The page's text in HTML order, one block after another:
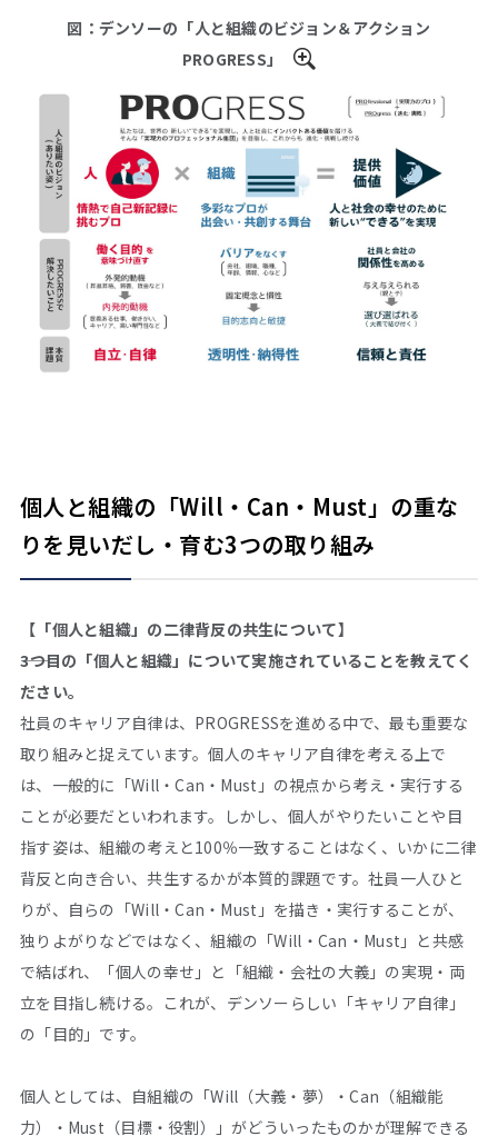
図：デンソーの「人と組織のビジョン＆アクション
PROGRESS」
個人と組織の「Will・Can・Must」の重な
りを見いだし・育む3つの取り組み
【「個人と組織」の二律背反の共生について】
――3つ目の「個人と組織」について実施されていることを教えてく
ださい。
社員のキャリア自律は、PROGRESSを進める中で、最も重要な
取り組みと捉えています。個人のキャリア自律を考える上で
は、一般的に「Will・Can・Must」の視点から考え・実行する
ことが必要だといわれます。しかし、個人がやりたいことや目
指す姿は、組織の考えと100％一致することはなく、いかに二律
背反と向き合い、共生するかが本質的課題です。社員一人ひと
りが、自らの「Will・Can・Must」を描き・実行することが、
独りよがりなどではなく、組織の「Will・Can・Must」と共感
で結ばれ、「個人の幸せ」と「組織・会社の大義」の実現・両
立を目指し続ける。これが、デンソーらしい「キャリア自律」
の「目的」です。
個人としては、自組織の「Will（大義・夢）・Can（組織能
力）・Must（目標・役割）」がどういったものかが理解できる